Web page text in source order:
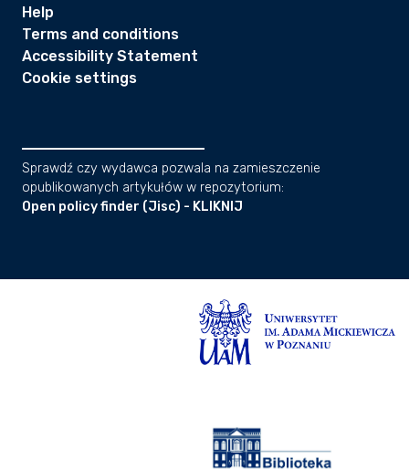
Help
Terms and conditions
Accessibility Statement
Cookie settings
Sprawdź czy wydawca pozwala na zamieszczenie
opublikowanych artykułów w repozytorium:
Open policy finder (Jisc) - KLIKNIJ